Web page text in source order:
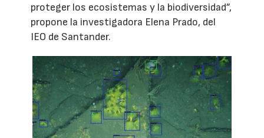
proteger los ecosistemas y la biodiversidad”,
propone la investigadora Elena Prado, del
IEO de Santander.